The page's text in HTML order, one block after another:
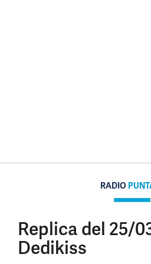
RADIO
Replica del 25/
Dedikiss